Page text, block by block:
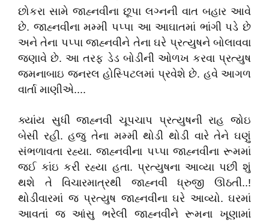
છોકરા સામે જાહ્નવીના છૂપા લગ્નની વાત બહાર આવે
છે. જાહ્નવીના મમ્મી પપ્પા આ આઘાતમાં ભાંગી પડે છે
અને તેના પપ્પા જાહ્નવીને તેના ઘરે પ્રત્યુષને બોલાવવા
જણાવે છે. આ તરફ ડેડ બોડીની ઓળખ કરવા પ્રત્યુષ
જમનાબાઇ જનરલ હોસ્પિટલમાં પ્રવેશે છે. હવે આગળ
વાર્તા માણીએ....
ક્યાંય સુધી જાહ્નવી ચૂપચાપ પ્રત્યુષની રાહ જોઇ
બેસી રહી. હજુ તેના મમ્મી થોડી થોડી વારે તેને ઘણું
સંભળાવતા રહ્યા. જાહ્નવીના પપ્પા જાહ્નવીના રૂમમાં
જઈ કાંઇ કરી રહ્યા હતા. પ્રત્યુષના આવ્યા પછી શું
થશે તે વિચારમાત્રથી જાહ્નવી ધ્રુજી ઊઠતી..!
થોડીવારમાં જ પ્રત્યુષ જાહ્નવીના ઘરે આવ્યો. ઘરમાં
આવતાં જ આંસુ ભરેલી જાહ્નવીને રૂમના ખૂણામાં